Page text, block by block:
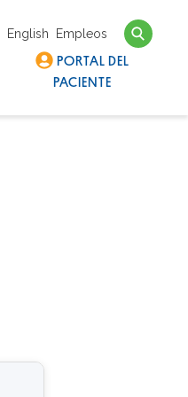
English Empleos Search
PORTAL DEL
PACIENTE